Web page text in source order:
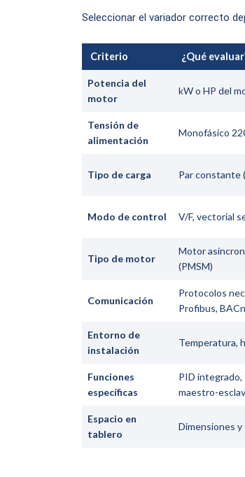
Seleccionar el variador correcto
Criterio ¿Qué
Potencia del
motor
kW o HP del
Tensión de
alimentación
Monofásico
Tipo de carga Par constante
Modo de control V/F, vectorial
Tipo de motor
Motor
(PMSM)
Comunicación
Protocolos
Profibus,
Entorno de
instalación
Temperatura,
Funciones
específicas
PID integrado,
maestro-
Espacio en
tablero
Dimensiones